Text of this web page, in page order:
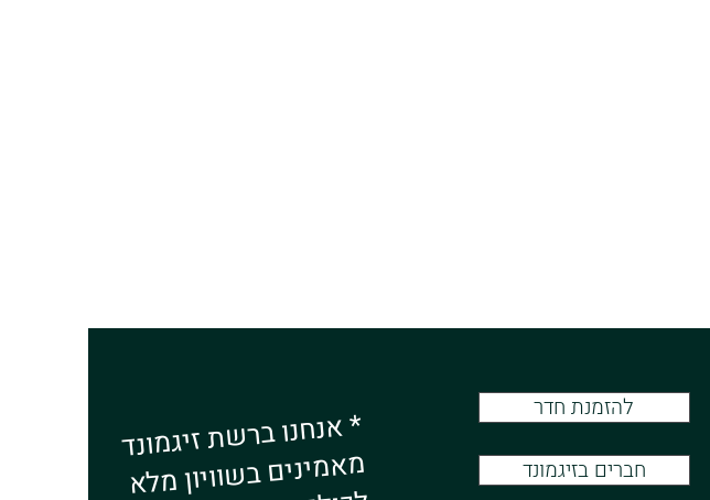
* אנחנו ברשת זיגמונד
מאמינים בשוויון מלא
לכולם ומתנגדים לכל להזמנת חדר
חברים בזיגמונד